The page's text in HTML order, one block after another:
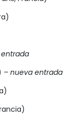
– nueva entrada